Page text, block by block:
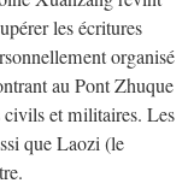
les écritures
organisé
au Pont Zhuque
civils et militaires. Les
que Laozi (le